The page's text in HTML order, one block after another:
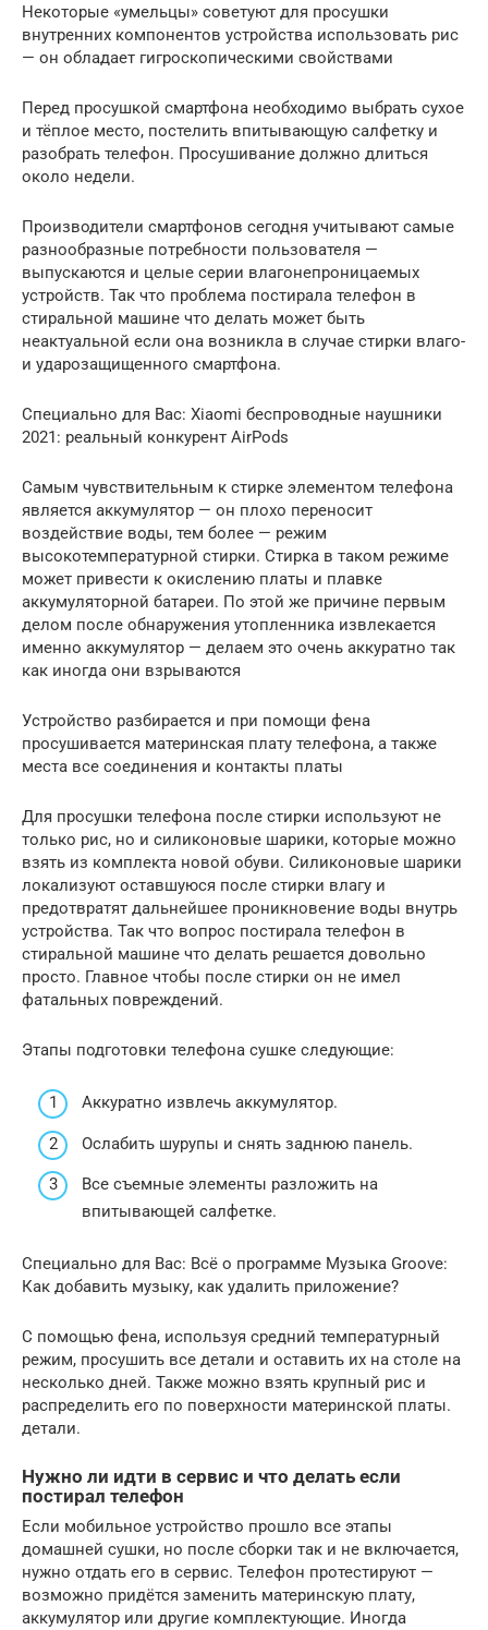
Некоторые «умельцы» советуют для просушки
внутренних компонентов устройства использовать рис
— он обладает гигроскопическими свойствами
Перед просушкой смартфона необходимо выбрать сухое
и тёплое место, постелить впитывающую салфетку и
разобрать телефон. Просушивание должно длиться
около недели.
Производители смартфонов сегодня учитывают самые
разнообразные потребности пользователя —
выпускаются и целые серии влагонепроницаемых
устройств. Так что проблема постирала телефон в
стиральной машине что делать может быть
неактуальной если она возникла в случае стирки влаго-
и ударозащищенного смартфона.
Специально для Вас: Xiaomi беспроводные наушники
2021: реальный конкурент AirPods
Самым чувствительным к стирке элементом телефона
является аккумулятор — он плохо переносит
воздействие воды, тем более — режим
высокотемпературной стирки. Стирка в таком режиме
может привести к окислению платы и плавке
аккумуляторной батареи. По этой же причине первым
делом после обнаружения утопленника извлекается
именно аккумулятор — делаем это очень аккуратно так
как иногда они взрываются
Устройство разбирается и при помощи фена
просушивается материнская плату телефона, а также
места все соединения и контакты платы
Для просушки телефона после стирки используют не
только рис, но и силиконовые шарики, которые можно
взять из комплекта новой обуви. Силиконовые шарики
локализуют оставшуюся после стирки влагу и
предотвратят дальнейшее проникновение воды внутрь
устройства. Так что вопрос постирала телефон в
стиральной машине что делать решается довольно
просто. Главное чтобы после стирки он не имел
фатальных повреждений.
Этапы подготовки телефона сушке следующие:
Аккуратно извлечь аккумулятор.
Ослабить шурупы и снять заднюю панель.
Все съемные элементы разложить на
впитывающей салфетке.
Специально для Вас: Всё о программе Музыка Groove:
Как добавить музыку, как удалить приложение?
С помощью фена, используя средний температурный
режим, просушить все детали и оставить их на столе на
несколько дней. Также можно взять крупный рис и
распределить его по поверхности материнской платы.
детали.
Нужно ли идти в сервис и что делать если
постирал телефон
Если мобильное устройство прошло все этапы
домашней сушки, но после сборки так и не включается,
нужно отдать его в сервис. Телефон протестируют —
возможно придётся заменить материнскую плату,
аккумулятор или другие комплектующие. Иногда